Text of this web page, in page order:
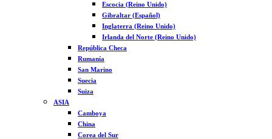
Escocia (Reino Unido)
Gibraltar (Español)
Inglaterra (Reino Unido)
Irlanda del Norte (Reino Unido)
República Checa
Rumanía
San Marino
Suecia
Suiza
ASIA
Camboya
China
Corea del Sur